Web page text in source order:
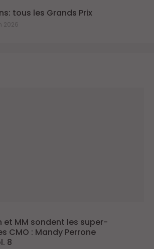
tous les Grands Prix
2026
et MM sondent les super-
CMO : Mandy Perrone
8